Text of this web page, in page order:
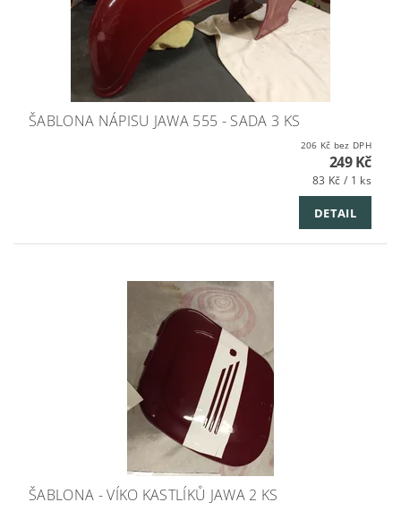
ŠABLONA NÁPISU JAWA 555 - SADA 3 KS
206 Kč bez DPH
249 Kč
83 Kč / 1 ks
DETAIL
ŠABLONA - VÍKO KASTLÍKŮ JAWA 2 KS